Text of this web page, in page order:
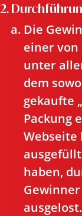
2.
Die
einer
unter
dem
gekaufte
Packung
Webseite
haben,